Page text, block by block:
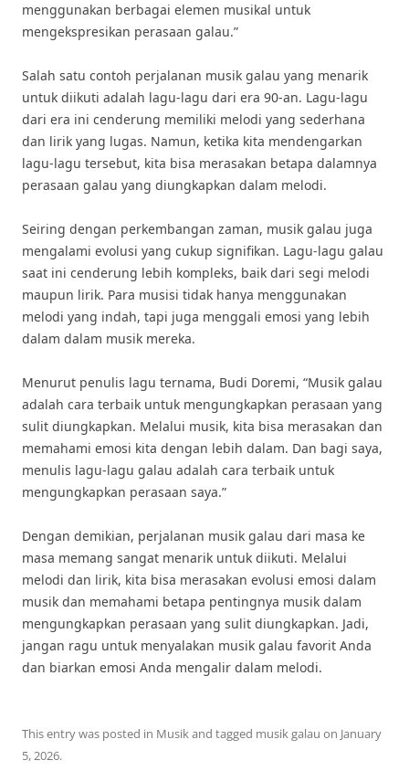
menggunakan berbagai elemen musikal untuk
mengekspresikan perasaan galau.”
Salah satu contoh perjalanan musik galau yang menarik
untuk diikuti adalah lagu-lagu dari era 90-an. Lagu-lagu
dari era ini cenderung memiliki melodi yang sederhana
dan lirik yang lugas. Namun, ketika kita mendengarkan
lagu-lagu tersebut, kita bisa merasakan betapa dalamnya
perasaan galau yang diungkapkan dalam melodi.
Seiring dengan perkembangan zaman, musik galau juga
mengalami evolusi yang cukup signifikan. Lagu-lagu galau
saat ini cenderung lebih kompleks, baik dari segi melodi
maupun lirik. Para musisi tidak hanya menggunakan
melodi yang indah, tapi juga menggali emosi yang lebih
dalam dalam musik mereka.
Menurut penulis lagu ternama, Budi Doremi, “Musik galau
adalah cara terbaik untuk mengungkapkan perasaan yang
sulit diungkapkan. Melalui musik, kita bisa merasakan dan
memahami emosi kita dengan lebih dalam. Dan bagi saya,
menulis lagu-lagu galau adalah cara terbaik untuk
mengungkapkan perasaan saya.”
Dengan demikian, perjalanan musik galau dari masa ke
masa memang sangat menarik untuk diikuti. Melalui
melodi dan lirik, kita bisa merasakan evolusi emosi dalam
musik dan memahami betapa pentingnya musik dalam
mengungkapkan perasaan yang sulit diungkapkan. Jadi,
jangan ragu untuk menyalakan musik galau favorit Anda
dan biarkan emosi Anda mengalir dalam melodi.
This entry was posted in Musikand tagged musik galau on January
5, 2026.